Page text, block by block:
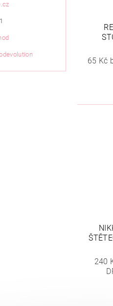
65 Kč
240